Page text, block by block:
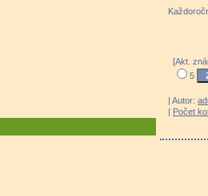
[Akt.
5
| Autor:
| Počet